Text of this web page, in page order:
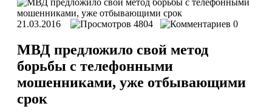
21.03.2016 4804 0
МВД предложило свой метод
борьбы с телефонными
мошенниками, уже отбывающими
срок